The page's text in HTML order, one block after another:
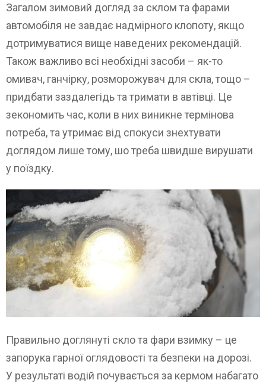
Загалом зимовий догляд за склом та фарами
автомобіля не завдає надмірного клопоту, якщо
дотримуватися вище наведених рекомендацій.
Також важливо всі необхідні засоби – як-то
омивач, ганчірку, розморожувач для скла, тощо –
придбати заздалегідь та тримати в автівці. Це
зекономить час, коли в них виникне термінова
потреба, та утримає від спокуси знехтувати
доглядом лише тому, шо треба швидше вирушати
у поїздку.
Правильно доглянуті скло та фари взимку – це
запорука гарної оглядовості та безпеки на дорозі.
У результаті водій почувається за кермом набагато